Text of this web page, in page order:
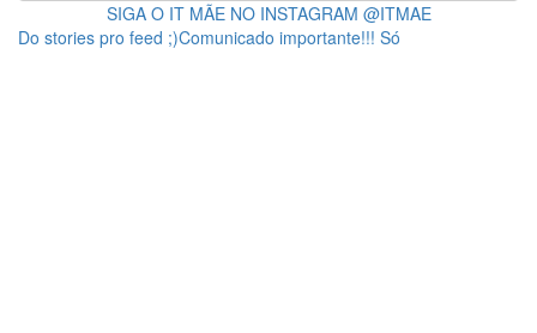
SIGA O IT MÃE NO INSTAGRAM @ITMAE
Do stories pro feed ;)Comunicado importante!!! Só